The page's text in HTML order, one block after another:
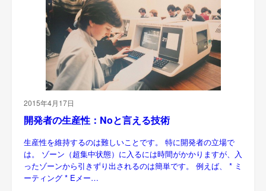
2015年4月17日
開発者の生産性：Noと言える技術
生産性を維持するのは難しいことです。 特に開発者の立場で
は。 ゾーン（超集中状態）に入るには時間がかかりますが、入
ったゾーンから引きずり出されるのは簡単です。 例えば、 * ミ
ーティング * Eメー…